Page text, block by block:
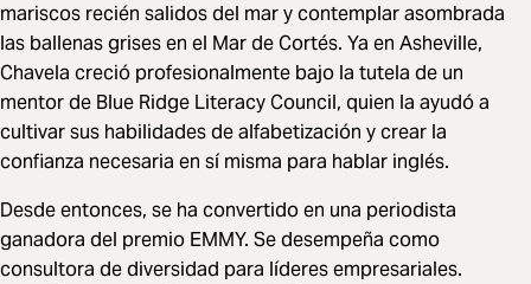
mariscos recién salidos del mar y contemplar asombrada
las ballenas grises en el Mar de Cortés. Ya en Asheville,
Chavela creció profesionalmente bajo la tutela de un
mentor de Blue Ridge Literacy Council, quien la ayudó a
cultivar sus habilidades de alfabetización y crear la
confianza necesaria en sí misma para hablar inglés.
Desde entonces, se ha convertido en una periodista
ganadora del premio EMMY. Se desempeña como
consultora de diversidad para líderes empresariales.